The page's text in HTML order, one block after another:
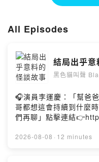
誠摯歡迎拜訪：https://
另外在FB也有我的專頁，也歡
https://www.facebook.com/
若你有靈異的故事和體驗也歡
各位的收聽就是我最大的支持
Powered by Firstory Hosting
All Episodes
結局出乎
黑色貓叫聲
🎧演員李運慶：「幫爸
哥都想這會持續到什麼
們再聊」點擊連結
在照顧困境掙扎。——
2026-08-08 · 12 minutes